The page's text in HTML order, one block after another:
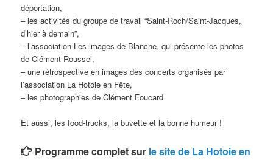
déportation,
– les activités du groupe de travail “Saint-Roch/Saint-Jacques,
d’hier à demain”,
– l’association Les images de Blanche, qui présente les photos
de Clément Roussel,
– une rétrospective en images des concerts organisés par
l’association La Hotoie en Fête,
– les photographies de Clément Foucard
Et aussi, les food-trucks, la buvette et la bonne humeur !
Programme complet sur le site de La Hotoie en